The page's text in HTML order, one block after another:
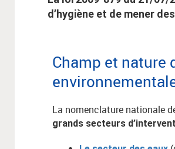
d’hygiène et de mener
Champ et nature
La nomenclature nationale
grands secteurs